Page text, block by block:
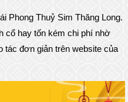
Phong Thuỷ Sim Thăng Long.
cổ hay tốn kém chi phí nhờ
tác đơn giản trên website của